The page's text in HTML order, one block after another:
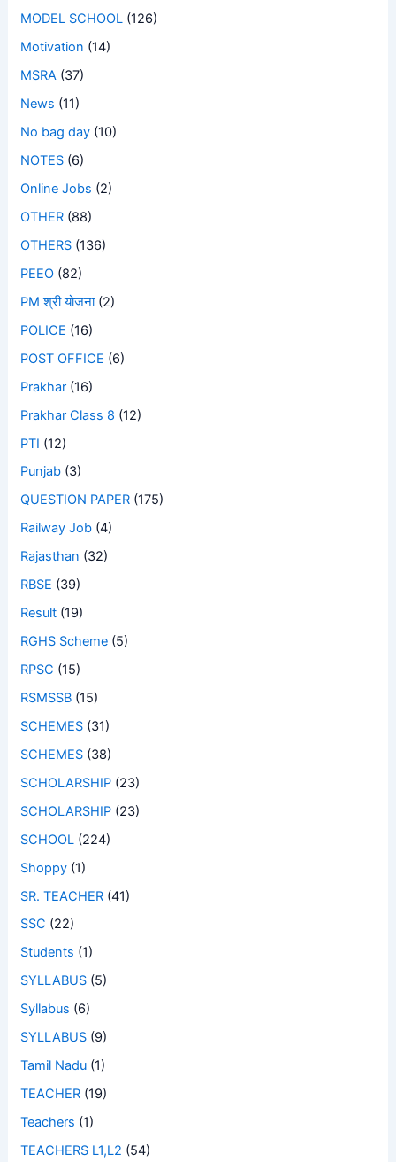
MODEL SCHOOL (126)
Motivation (14)
MSRA (37)
News (11)
No bag day (10)
NOTES (6)
Online Jobs (2)
OTHER (88)
OTHERS (136)
PEEO (82)
PM श्री योजना(2)
POLICE (16)
POST OFFICE (6)
Prakhar (16)
Prakhar Class 8 (12)
PTI (12)
Punjab (3)
QUESTION PAPER (175)
Railway Job (4)
Rajasthan (32)
RBSE (39)
Result (19)
RGHS Scheme (5)
RPSC (15)
RSMSSB (15)
SCHEMES (31)
SCHEMES (38)
SCHOLARSHIP (23)
SCHOLARSHIP (23)
SCHOOL (224)
Shoppy (1)
SR. TEACHER (41)
SSC (22)
Students (1)
SYLLABUS (5)
Syllabus (6)
SYLLABUS (9)
Tamil Nadu (1)
TEACHER (19)
Teachers (1)
TEACHERS L1,L2 (54)